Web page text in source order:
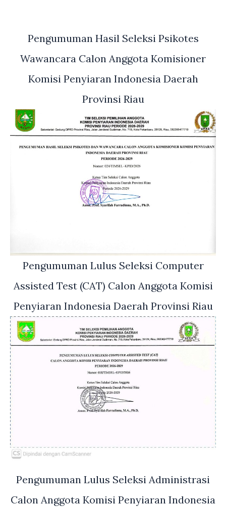
Pengumuman Hasil Seleksi Psikotes
Wawancara Calon Anggota Komisioner
Komisi Penyiaran Indonesia Daerah
Provinsi Riau
Pengumuman Lulus Seleksi Computer
Assisted Test (CAT) Calon Anggota Komisi
Penyiaran Indonesia Daerah Provinsi Riau
Pengumuman Lulus Seleksi Administrasi
Calon Anggota Komisi Penyiaran Indonesia